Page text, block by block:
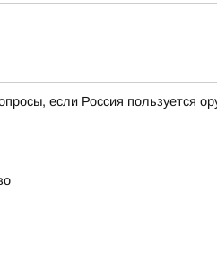
если Россия пользуется